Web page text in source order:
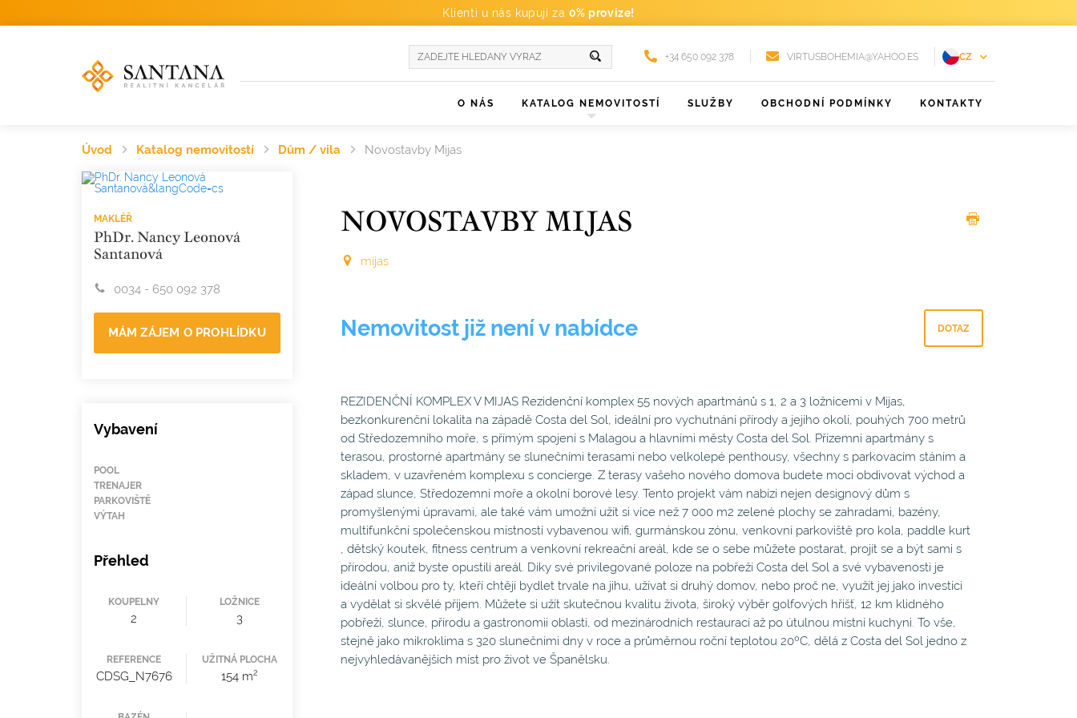
Klienti u nás kupují za 0% provize!
+34 650 092 378 VIRTUSBOHEMIA@YAHOO.ES CZ
O NÁS KATALOG NEMOVITOSTÍ SLUŽBY OBCHODNÍ PODMÍNKY KONTAKTY
Úvod Katalog nemovitostí Dům / vila Novostavby Mijas
NOVOSTAVBY MIJAS
mijas
Nemovitost již není v nabídce DOTAZ
REZIDENČNÍ KOMPLEX V MIJAS Rezidenční komplex 55 nových apartmánů s 1, 2 a 3 ložnicemi v Mijas,
bezkonkurenční lokalita na západě Costa del Sol, ideální pro vychutnání přírody a jejího okolí, pouhých 700 metrů
od Středozemního moře, s přímým spojení s Malagou a hlavními městy Costa del Sol. Přízemní apartmány s
terasou, prostorné apartmány se slunečními terasami nebo velkolepé penthousy, všechny s parkovacím stáním a
skladem, v uzavřeném komplexu s concierge. Z terasy vašeho nového domova budete moci obdivovat východ a
západ slunce, Středozemní moře a okolní borové lesy. Tento projekt vám nabízí nejen designový dům s
promyšlenými úpravami, ale také vám umožní užít si více než 7 000 m2 zelené plochy se zahradami, bazény,
multifunkční společenskou místností vybavenou wifi, gurmánskou zónu, venkovní parkoviště pro kola, paddle kurt
, dětský koutek, fitness centrum a venkovní rekreační areál, kde se o sebe můžete postarat, projít se a být sami s
přírodou, aniž byste opustili areál. Díky své privilegované poloze na pobřeží Costa del Sol a své vybavenosti je
ideální volbou pro ty, kteří chtějí bydlet trvale na jihu, užívat si druhý domov, nebo proč ne, využít jej jako investici
a vydělat si skvělé příjem. Můžete si užít skutečnou kvalitu života, široký výběr golfových hřišť, 12 km klidného
pobřeží, slunce, přírodu a gastronomii oblasti, od mezinárodních restaurací až po útulnou místní kuchyni. To vše,
stejně jako mikroklima s 320 slunečními dny v roce a průměrnou roční teplotou 20ºC, dělá z Costa del Sol jedno z
nejvyhledávanějších míst pro život ve Španělsku.
MAKLÉŘ
PhDr. Nancy Leonová
Santanová
0034 - 650 092 378
MÁM ZÁJEM O PROHLÍDKU
Vybavení
POOL
TRENAJER
PARKOVIŠTĚ
VÝTAH
Přehled
KOUPELNY
2
LOŽNICE
3
REFERENCE
CDSG_N7676
UŽITNÁ PLOCHA
154 m2